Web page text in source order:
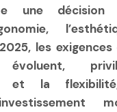
une décision
les exigences
évoluent,
et la